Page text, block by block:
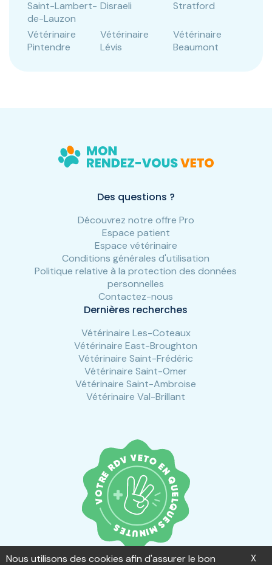
X
Nous utilisons des cookies afin d'assurer le bon
Saint-Lambert-
de-Lauzon
Disraeli
Stratford
Vétérinaire
Pintendre
Vétérinaire
Lévis
Vétérinaire
Beaumont
Des questions ?
Découvrez notre offre Pro
Espace patient
Espace vétérinaire
Conditions générales d'utilisation
Politique relative à la protection des données
personnelles
Contactez-nous
Dernières recherches
Vétérinaire Les-Coteaux
Vétérinaire East-Broughton
Vétérinaire Saint-Frédéric
Vétérinaire Saint-Omer
Vétérinaire Saint-Ambroise
Vétérinaire Val-Brillant